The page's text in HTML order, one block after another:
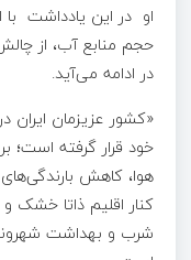
او در این یادداشت
حجم منابع آب، از
در ادامه می‌آید.
«کشور عزیزمان
خود قرار گرفته است؛
هوا، کاهش
کنار اقلیم ذاتا
شرب و بهداشت